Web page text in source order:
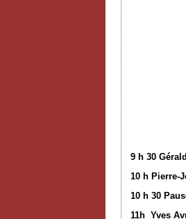
9 h 30
10 h Pierre-
10 h 30
11h Yves